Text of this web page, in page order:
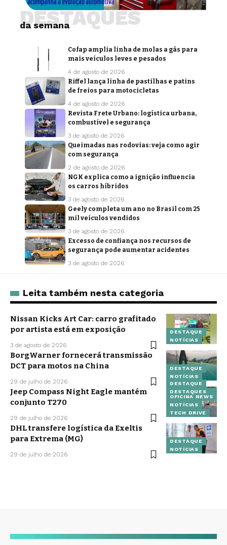
da semana
DESTAQUES
Cofap amplia linha de molas a gás para
mais veículos leves e pesados
4 de agosto de 2026
Riffel lança linha de pastilhas e patins
de freios para motocicletas
4 de agosto de 2026
Revista Frete Urbano: logística urbana,
combustível e segurança
3 de agosto de 2026
Queimadas nas rodovias: veja como agir
com segurança
2 de agosto de 2026
NGK explica como a ignição influencia
os carros híbridos
3 de agosto de 2026
Geely completa um ano no Brasil com 25
mil veículos vendidos
3 de agosto de 2026
Excesso de confiança nos recursos de
segurança pode aumentar acidentes
3 de agosto de 2026
Leita também nesta categoria
DESTAQUE
NOTÍCIAS
Nissan Kicks Art Car: carro grafitado
por artista está em exposição
3 de agosto de 2026
DESTAQUE
NOTÍCIAS
BorgWarner fornecerá transmissão
DCT para motos na China
29 de julho de 2026
DESTAQUE
DESTAQUES
OFICINA NEWS
NOTÍCIAS
TECH DRIVE
Jeep Compass Night Eagle mantém
conjunto T270
29 de julho de 2026
DESTAQUE
NOTÍCIAS
DHL transfere logística da Exeltis
para Extrema (MG)
29 de julho de 2026